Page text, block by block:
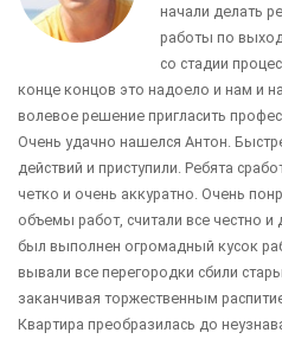
начали делать
работы по
со стадии
конце концов это надоело и нам и
волевое решение пригласить
Очень удачно нашелся Антон.
действий и приступили. Ребята
четко и очень аккуратно. Очень
объемы работ, считали все честно
был выполнен огромадный кусок
вывали все перегородки сбили
заканчивая торжественным
Квартира преобразилась до